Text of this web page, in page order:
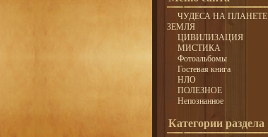
ЧУДЕСА НА ПЛАНЕТЕ
ЗЕМЛЯ
ЦИВИЛИЗАЦИЯ
МИСТИКА
Фотоальбомы
Гостевая книга
НЛО
ПОЛЕЗНОЕ
Непознанное
Категории раздела